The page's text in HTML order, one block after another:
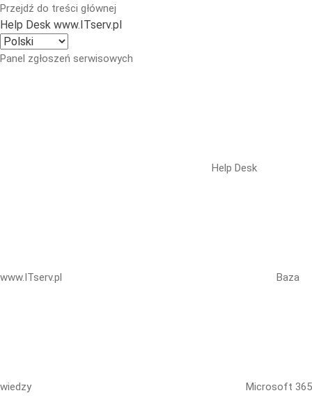
Przejdź do treści głównej
Help Desk www.ITserv.pl
Panel zgłoszeń serwisowych
Help Desk
www.ITserv.pl Baza
wiedzy Microsoft 365